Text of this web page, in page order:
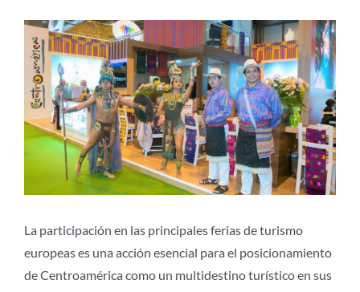
Ver
imagen
más
grande
La participación en las principales ferias de turismo
europeas es una acción esencial para el posicionamiento
de Centroamérica como un multidestino turístico en sus